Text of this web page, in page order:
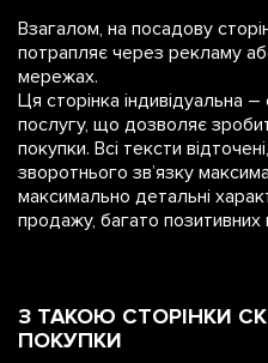
Взагалом, на посадову
потрапляє через рекламу
мережах.
Ця сторінка індивідуальна
послугу, що дозволяє
покупки. Всі тексти
зворотнього зв’язку
максимально детальні
продажу, багато позитивних
З ТАКОЮ СТОРІНКИ
ПОКУПКИ